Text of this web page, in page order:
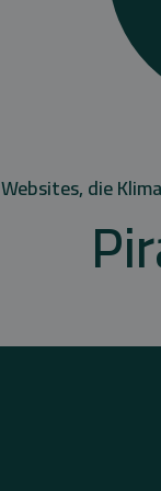
Websites, die